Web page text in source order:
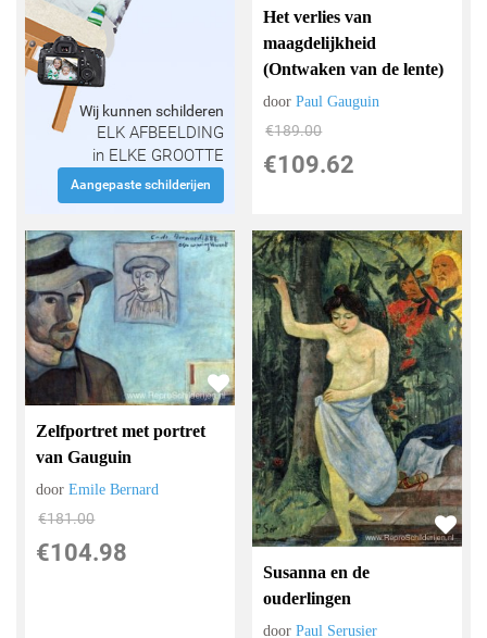
Wij kunnen schilderen
ELK AFBEELDING
in ELKE GROOTTE
Aangepaste schilderijen
Het verlies van
maagdelijkheid
(Ontwaken van de lente)
doorPaul Gauguin
€189.00
€109.62
Zelfportret met portret
van Gauguin
doorEmile Bernard
€181.00
€104.98
Susanna en de
ouderlingen
doorPaul Serusier